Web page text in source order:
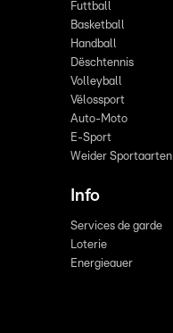
Futtball
Basketball
Handball
Dëschtennis
Volleyball
Vëlossport
Auto-Moto
E-Sport
Weider Sportaarten
Info
Services de garde
Loterie
Energieauer